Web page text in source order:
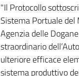
"Il Protocollo
Sistema Portuale
Agenzia delle
straordinario
ulteriore efficace
sistema produttivo